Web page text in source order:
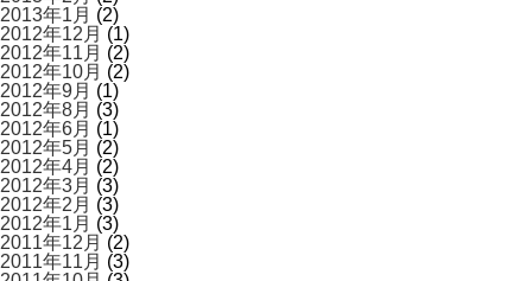
2013年1月 (2)
2012年12月 (1)
2012年11月 (2)
2012年10月 (2)
2012年9月 (1)
2012年8月 (3)
2012年6月 (1)
2012年5月 (2)
2012年4月 (2)
2012年3月 (3)
2012年2月 (3)
2012年1月 (3)
2011年12月 (2)
2011年11月 (3)